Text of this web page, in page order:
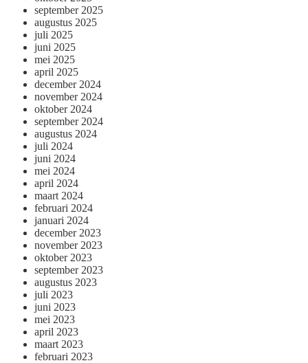
september 2025
augustus 2025
juli 2025
juni 2025
mei 2025
april 2025
december 2024
november 2024
oktober 2024
september 2024
augustus 2024
juli 2024
juni 2024
mei 2024
april 2024
maart 2024
februari 2024
januari 2024
december 2023
november 2023
oktober 2023
september 2023
augustus 2023
juli 2023
juni 2023
mei 2023
april 2023
maart 2023
februari 2023